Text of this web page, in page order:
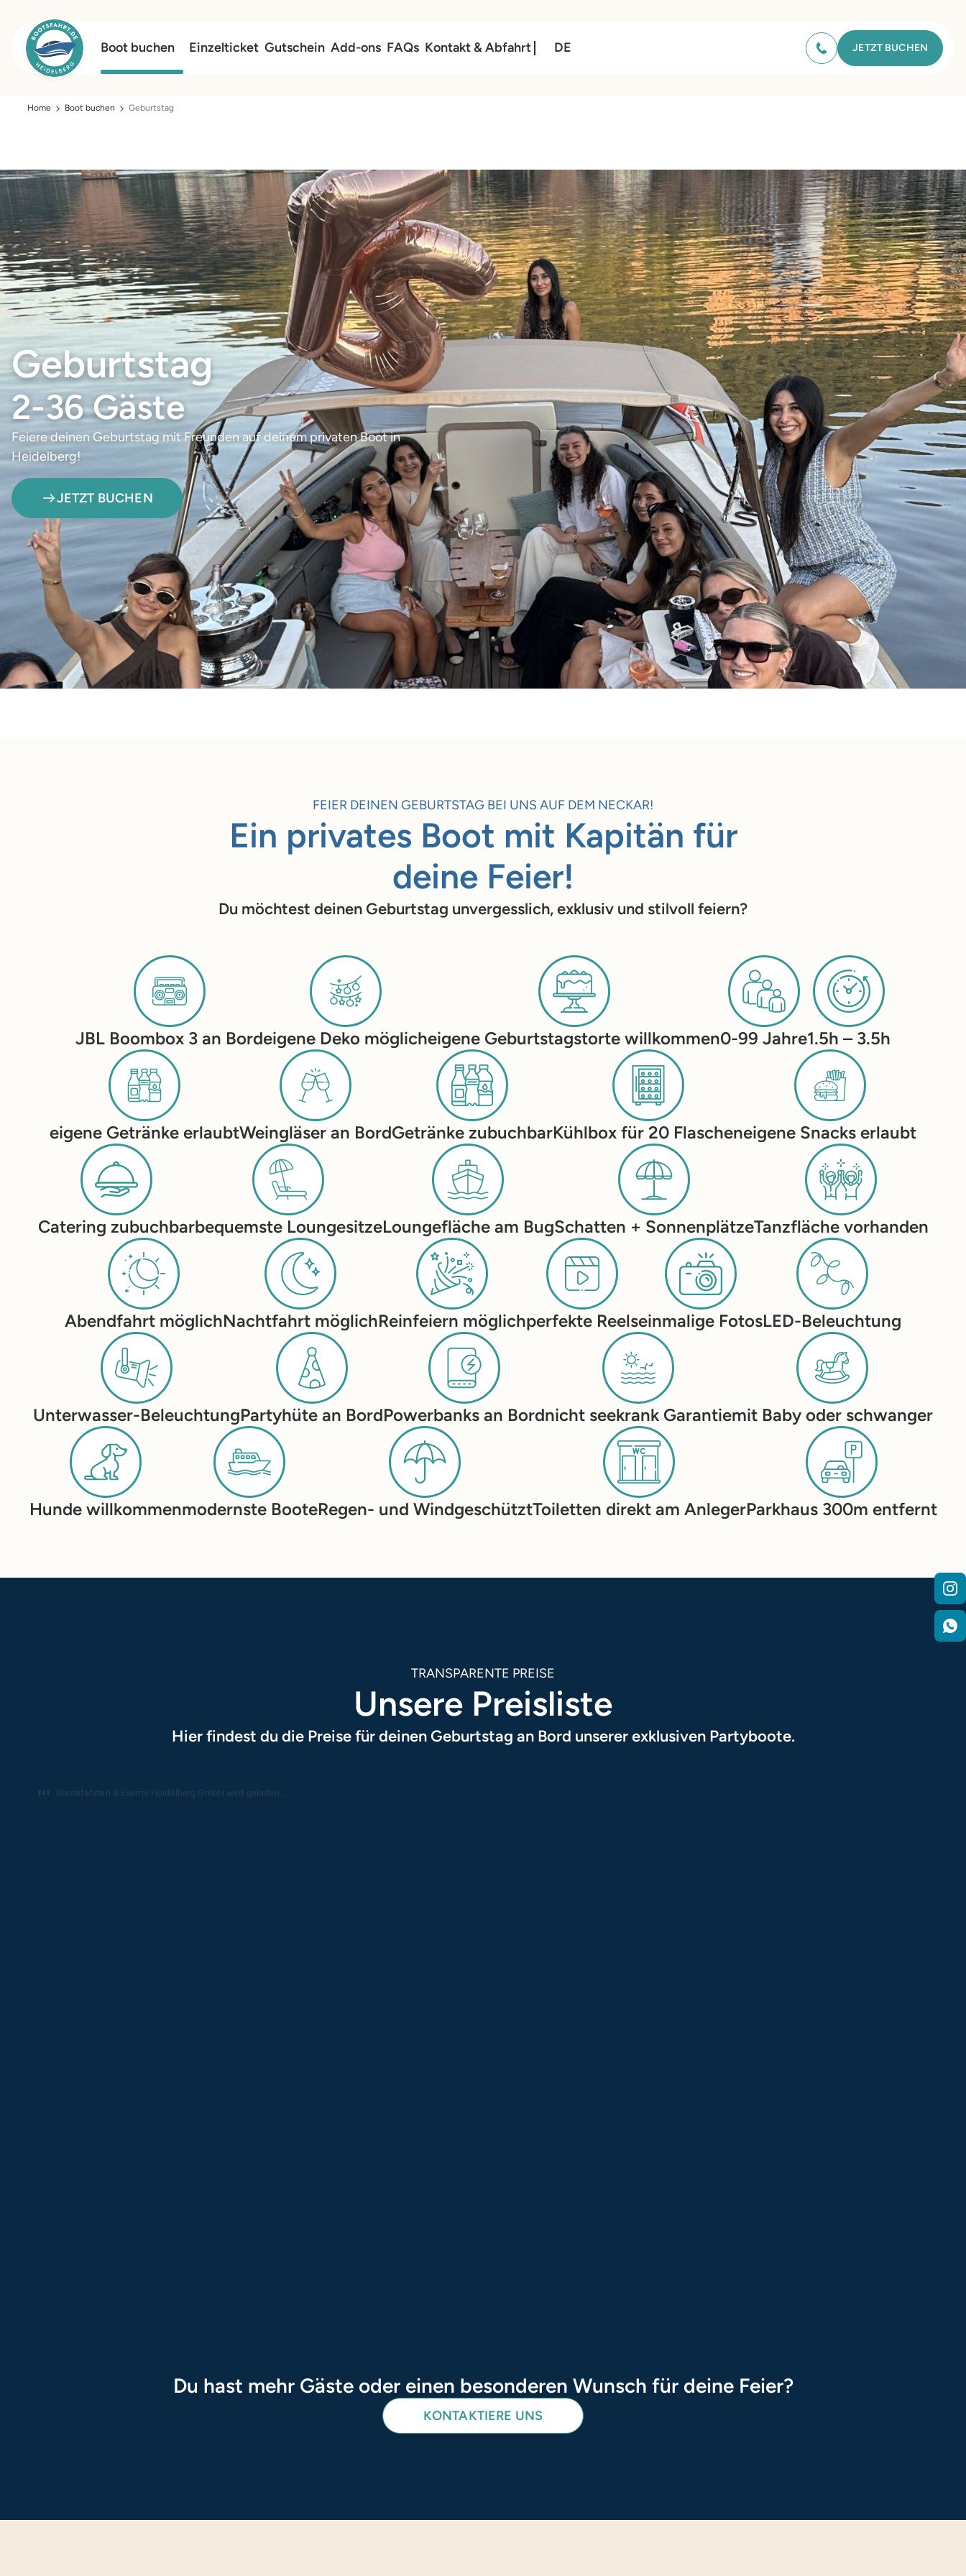
Boot buchen Einzelticket Gutschein Add-ons FAQs Kontakt & Abfahrt DE JETZT BUCHEN
Home Boot buchen Geburtstag
Geburtstag
2-36 Gäste
Feiere deinen Geburtstag mit Freunden auf deinem privaten Boot in
Heidelberg!
JETZT BUCHEN
FEIER DEINEN GEBURTSTAG BEI UNS AUF DEM NECKAR!
Ein privates Boot mit Kapitän für
deine Feier!
Du möchtest deinen Geburtstag unvergesslich, exklusiv und stilvoll feiern?
JBL Boombox 3 an Bordeigene Deko möglicheigene Geburtstagstorte willkommen0-99 Jahre1.5h – 3.5h
eigene Getränke erlaubtWeingläser an BordGetränke zubuchbarKühlbox für 20 Flascheneigene Snacks erlaubt
Catering zubuchbarbequemste LoungesitzeLoungefläche am BugSchatten + SonnenplätzeTanzfläche vorhanden
Abendfahrt möglichNachtfahrt möglichReinfeiern möglichperfekte Reelseinmalige FotosLED-Beleuchtung
Unterwasser-BeleuchtungPartyhüte an BordPowerbanks an Bordnicht seekrank Garantiemit Baby oder schwanger
Hunde willkommenmodernste BooteRegen- und WindgeschütztToiletten direkt am AnlegerParkhaus 300m entfernt
TRANSPARENTE PREISE
Unsere Preisliste
Hier findest du die Preise für deinen Geburtstag an Bord unserer exklusiven Partyboote.
Du hast mehr Gäste oder einen besonderen Wunsch für deine Feier?
KONTAKTIERE UNS